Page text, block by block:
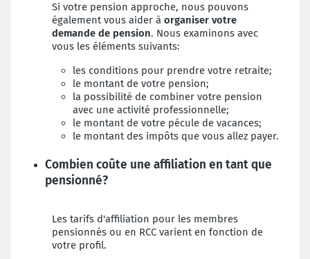
Si votre pension approche, nous pouvons
également vous aider à organiser votre
demande de pension. Nous examinons avec
vous les éléments suivants:
les conditions pour prendre votre retraite;
le montant de votre pension;
la possibilité de combiner votre pension
avec une activité professionnelle;
le montant de votre pécule de vacances;
le montant des impôts que vous allez payer.
Combien coûte une affiliation en tant que
pensionné?
Les tarifs d'affiliation pour les membres
pensionnés ou en RCC varient en fonction de
votre profil.